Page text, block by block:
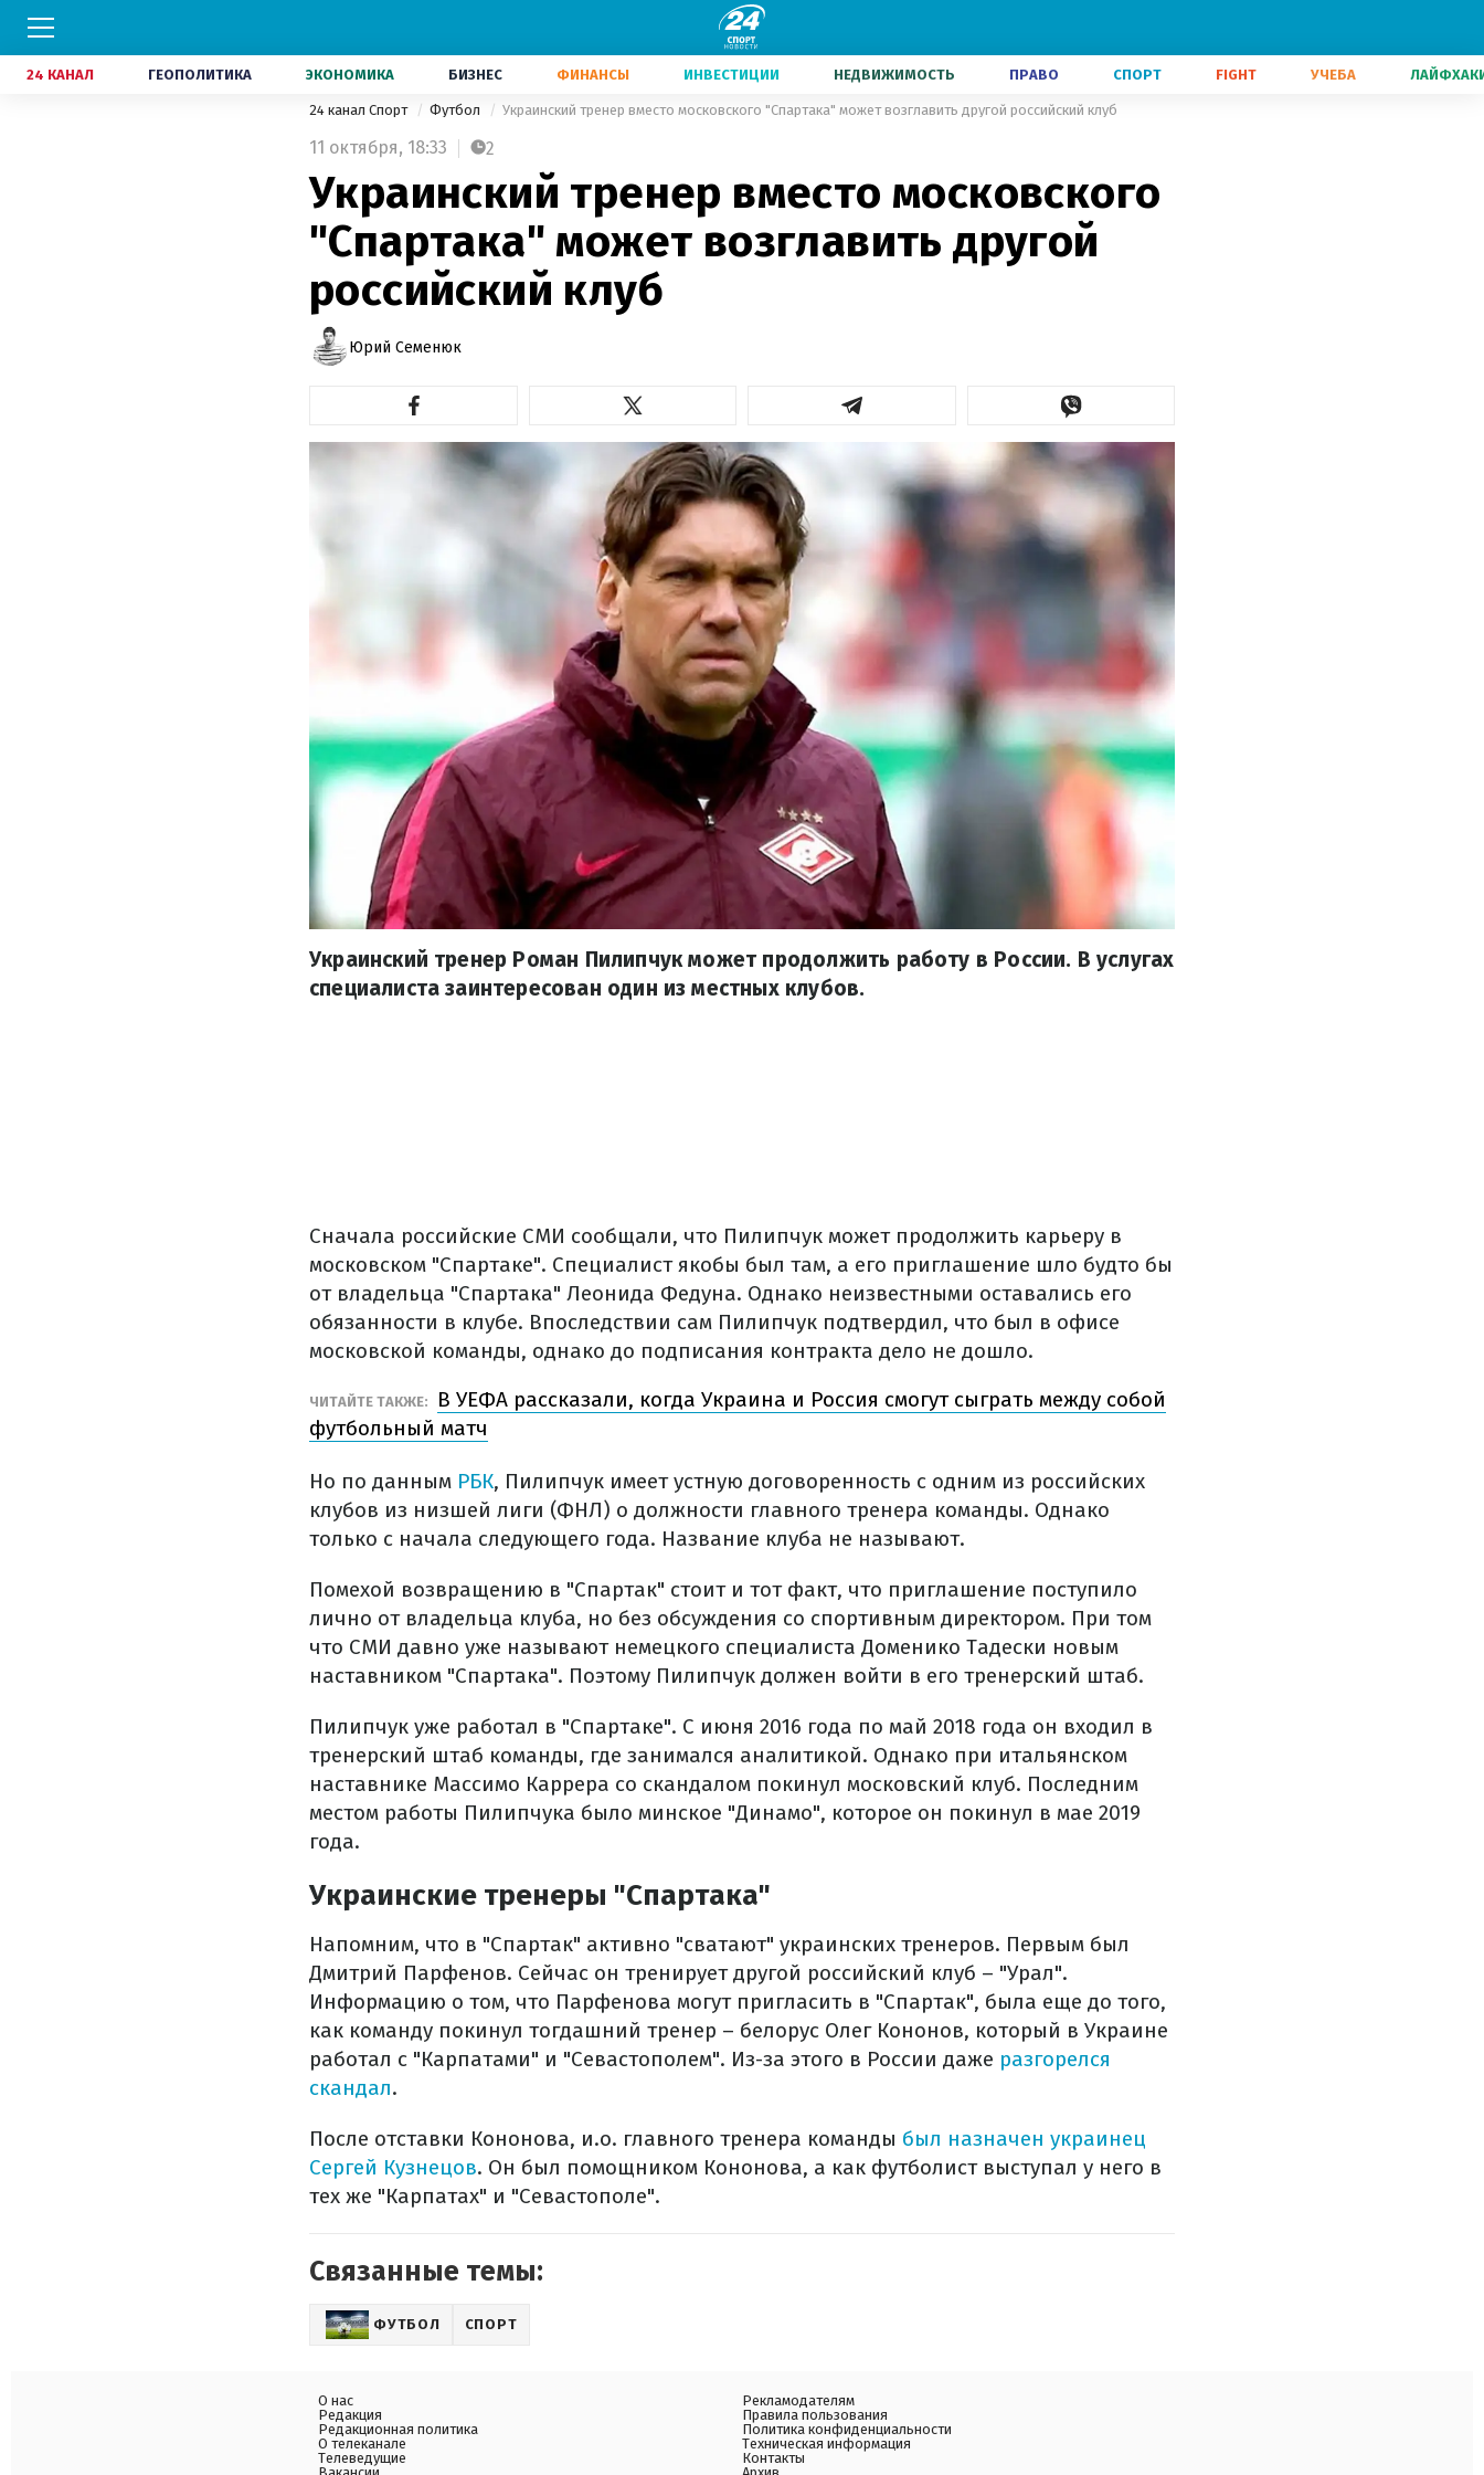
24 КАНАЛ ГЕОПОЛИТИКА ЭКОНОМИКА БИЗНЕС ФИНАНСЫ ИНВЕСТИЦИИ НЕДВИЖИМОСТЬ ПРАВО СПОРТ FIGHT УЧЕБА
24 канал Спорт Футбол Украинский тренер вместо московского "Спартака" может возглавить другой российский клуб
11 октября, 18:33 2
Украинский тренер вместо московского
"Спартака" может возглавить другой
российский клуб
Юрий Семенюк
Украинский тренер Роман Пилипчук может продолжить работу в России. В услугах
специалиста заинтересован один из местных клубов.
Сначала российские СМИ сообщали, что Пилипчук может продолжить карьеру в
московском "Спартаке". Специалист якобы был там, а его приглашение шло будто бы
от владельца "Спартака" Леонида Федуна. Однако неизвестными оставались его
обязанности в клубе. Впоследствии сам Пилипчук подтвердил, что был в офисе
московской команды, однако до подписания контракта дело не дошло.
ЧИТАЙТЕ ТАКЖЕ:
В УЕФА рассказали, когда Украина и Россия смогут сыграть между собой
футбольный матч
Но по данным РБК, Пилипчук имеет устную договоренность с одним из российских
клубов из низшей лиги (ФНЛ) о должности главного тренера команды. Однако
только с начала следующего года. Название клуба не называют.
Помехой возвращению в "Спартак" стоит и тот факт, что приглашение поступило
лично от владельца клуба, но без обсуждения со спортивным директором. При том
что СМИ давно уже называют немецкого специалиста Доменико Тадески новым
наставником "Спартака". Поэтому Пилипчук должен войти в его тренерский штаб.
Пилипчук уже работал в "Спартаке". С июня 2016 года по май 2018 года он входил в
тренерский штаб команды, где занимался аналитикой. Однако при итальянском
наставнике Массимо Каррера со скандалом покинул московский клуб. Последним
местом работы Пилипчука было минское "Динамо", которое он покинул в мае 2019
года.
Украинские тренеры "Спартака"
Напомним, что в "Спартак" активно "сватают" украинских тренеров. Первым был
Дмитрий Парфенов. Сейчас он тренирует другой российский клуб – "Урал".
Информацию о том, что Парфенова могут пригласить в "Спартак", была еще до того,
как команду покинул тогдашний тренер – белорус Олег Кононов, который в Украине
работал с "Карпатами" и "Севастополем". Из-за этого в России даже разгорелся
скандал.
После отставки Кононова, и.о. главного тренера команды был назначен украинец
Сергей Кузнецов. Он был помощником Кононова, а как футболист выступал у него в
тех же "Карпатах" и "Севастополе".
Связанные темы:
ФУТБОЛ СПОРТ
О нас
Редакция
Редакционная политика
О телеканале
Телеведущие
Рекламодателям
Правила пользования
Политика конфиденциальности
Техническая информация
Контакты